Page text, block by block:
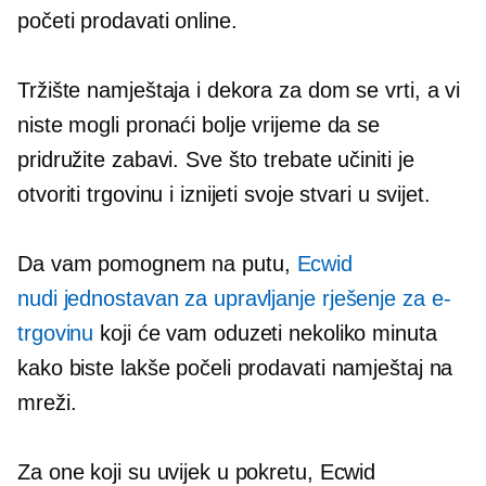
početi prodavati online.
Tržište namještaja i dekora za dom se vrti, a vi
niste mogli pronaći bolje vrijeme da se
pridružite zabavi. Sve što trebate učiniti je
otvoriti trgovinu i iznijeti svoje stvari u svijet.
Da vam pomognem na putu, Ecwid
nudi jednostavan za upravljanjerješenje za e-
trgovinu koji će vam oduzeti nekoliko minuta
kako biste lakše počeli prodavati namještaj na
mreži.
Za one koji su uvijek u pokretu, Ecwid